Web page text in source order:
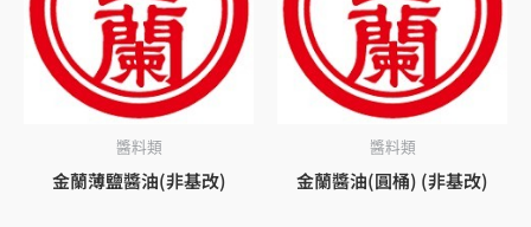
醬料類
金蘭薄鹽醬油(非基改)
醬料類
金蘭醬油(圓桶) (非基改)